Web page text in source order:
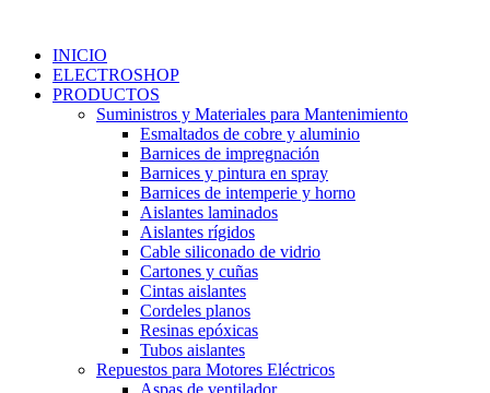
contenidoINICIO
ELECTROSHOP
PRODUCTOS
Suministros y Materiales para Mantenimiento
Esmaltados de cobre y aluminio
Barnices de impregnación
Barnices y pintura en spray
Barnices de intemperie y horno
Aislantes laminados
Aislantes rígidos
Cable siliconado de vidrio
Cartones y cuñas
Cintas aislantes
Cordeles planos
Resinas epóxicas
Tubos aislantes
Repuestos para Motores Eléctricos
Aspas de ventilador